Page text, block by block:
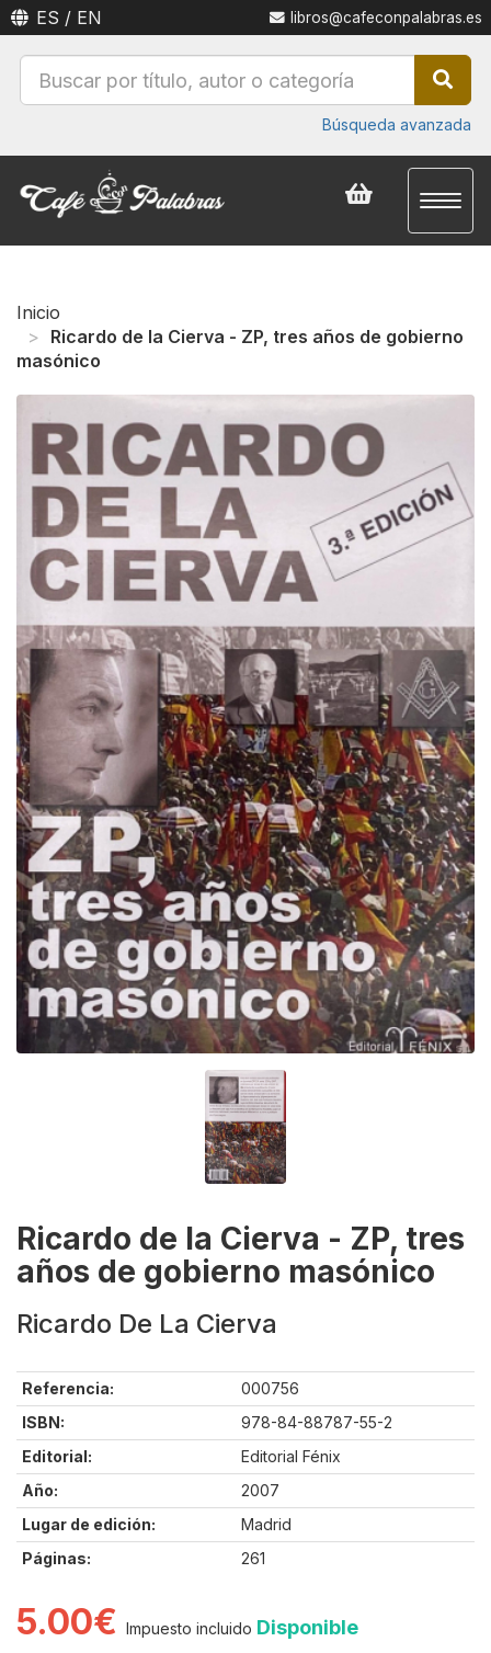
ES / EN libros@cafeconpalabras.es
Búsqueda avanzada
Inicio
Ricardo de la Cierva - ZP, tres años de gobierno
masónico
Ricardo de la Cierva - ZP, tres
años de gobierno masónico
Ricardo De La Cierva
Referencia:
000756
ISBN:
978-84-88787-55-2
Editorial:
Editorial Fénix
Año:
2007
Lugar de edición:
Madrid
Páginas:
261
5.00€ Impuesto incluido Disponible